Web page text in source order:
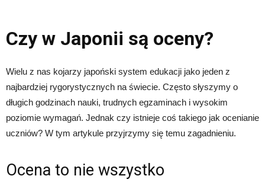
Czy w Japonii są oceny?
Wielu z nas kojarzy japoński system edukacji jako jeden z
najbardziej rygorystycznych na świecie. Często słyszymy o
długich godzinach nauki, trudnych egzaminach i wysokim
poziomie wymagań. Jednak czy istnieje coś takiego jak ocenianie
uczniów? W tym artykule przyjrzymy się temu zagadnieniu.
Ocena to nie wszystko